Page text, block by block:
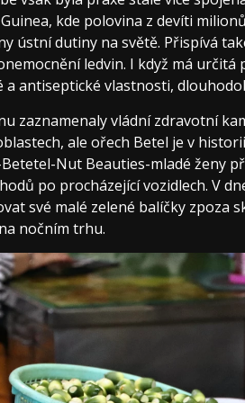
kde polovina z devíti
ústní dutiny na světě. Přispívá
ledvin. I když má
a antiseptické vlastnosti,
zaznamenaly vládní zdravotní
ale ořech Betel je v
Nut Beauties-mladé ženy
po procházející vozidlech. V
své malé zelené balíčky zpoza
nočním trhu.